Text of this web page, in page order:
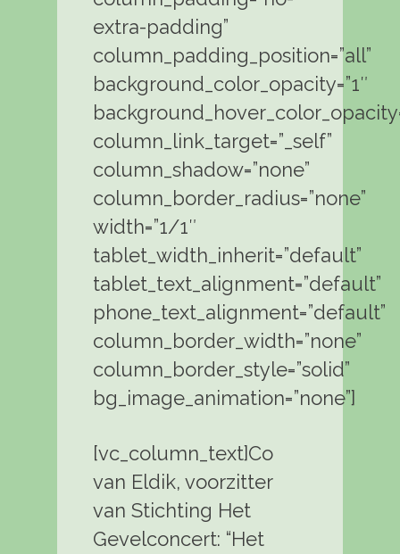
extra-padding”
column_padding_position=”all”
background_color_opacity=”1″
column_link_target=”_self”
column_shadow=”none”
column_border_radius=”none”
width=”1/1″
tablet_width_inherit=”default”
tablet_text_alignment=”default”
phone_text_alignment=”default”
column_border_width=”none”
column_border_style=”solid”
bg_image_animation=”none”]
[vc_column_text]Co
van Eldik, voorzitter
van Stichting Het
Gevelconcert: “Het